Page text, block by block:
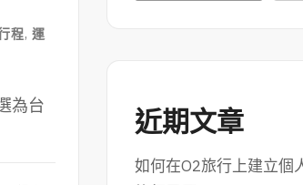
程,運
為台
近期文章
如何在O2旅行上建立個